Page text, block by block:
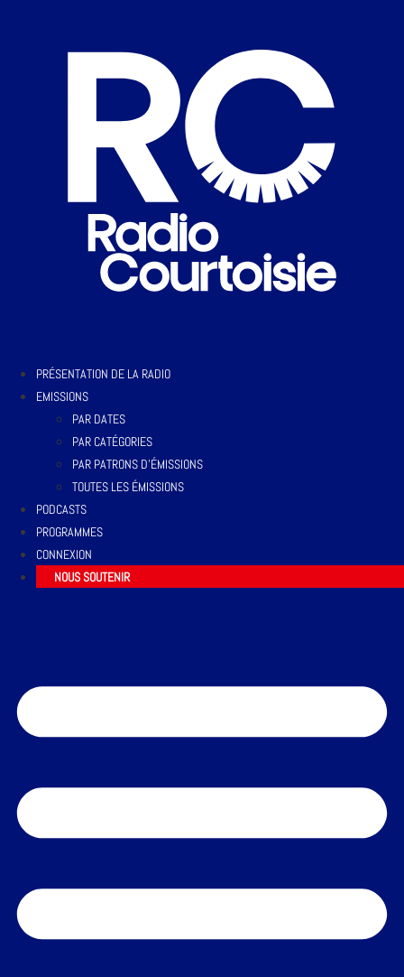
PRÉSENTATION DE LA RADIO
EMISSIONS
PAR DATES
PAR CATÉGORIES
PAR PATRONS D’ÉMISSIONS
TOUTES LES ÉMISSIONS
PODCASTS
PROGRAMMES
CONNEXION
NOUS SOUTENIR